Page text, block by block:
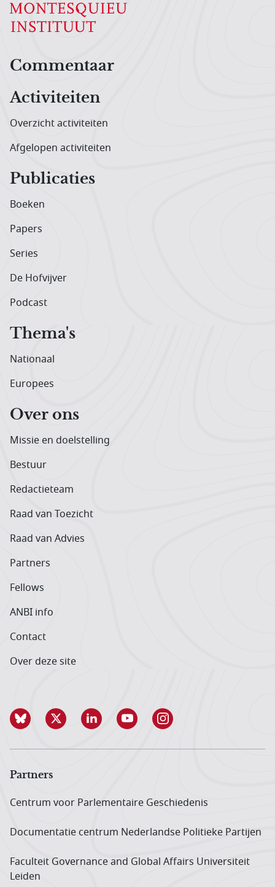
Hoofdnavigatiemenu
Commentaar
Activiteiten
Overzicht activiteiten
Afgelopen activiteiten
Publicaties
Boeken
Papers
Series
De Hofvijver
Podcast
Thema's
Nationaal
Europees
Over ons
Missie en doelstelling
Bestuur
Redactieteam
Raad van Toezicht
Raad van Advies
Partners
Fellows
ANBI info
Contact
Over deze site
Partners
Centrum voor Parlementaire Geschiedenis
Documentatie centrum Neder­landse Politieke Partijen
Faculteit Governance and Global Affairs Universiteit
Leiden